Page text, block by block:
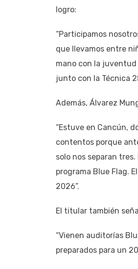
logro:
“Participamos
que llevamos entre
mano con la
junto con la Técnica
Además, Álvarez
“Estuve en Cancún,
contentos porque
solo nos separan
programa Blue Flag.
2026”.
El titular también
“Vienen auditorías
preparados para un